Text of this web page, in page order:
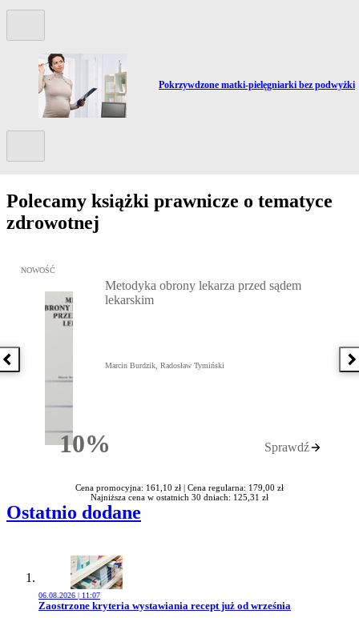
Przejdź do artykułu:
Pokrzywdzone matki-pielęgniarki bez podwyżki
Polecamy książki prawnicze o tematyce
zdrowotnej
Poprzednia książka
Przejdź do: Metodyka obrony lekarza przed sądem lekarskim,
NOWOŚĆ
10%Rabatu
Metodyka obrony lekarza przed sądem
lekarskim
Marcin Burdzik, Radosław Tymiński
Sprawdź
Cena promocyjna: 161,10 zł | Cena regularna: 179,00 zł
Najniższa cena w ostatnich 30 dniach: 125,31 zł
Ostatnio dodane
06.08.2026 | 11:07
Przejdź do artykułu:
Zaostrzone kryteria wystawiania recept już od września